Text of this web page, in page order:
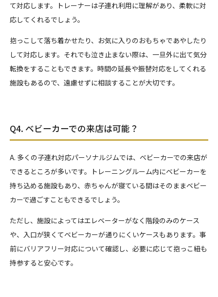
て対応します。トレーナーは子連れ利用に理解があり、柔軟に対
応してくれるでしょう。
抱っこして落ち着かせたり、お気に入りのおもちゃであやしたり
して対応します。それでも泣き止まない際は、一旦外に出て気分
転換をすることもできます。時間の延長や振替対応をしてくれる
施設もあるので、遠慮せずに相談することが大切です。
Q4. ベビーカーでの来店は可能？
A. 多くの子連れ対応パーソナルジムでは、ベビーカーでの来店が
できるところが多いです。トレーニングルーム内にベビーカーを
持ち込める施設もあり、赤ちゃんが寝ている間はそのままベビー
カーで過ごすこともできるでしょう。
ただし、施設によってはエレベーターがなく階段のみのケース
や、入口が狭くてベビーカーが通りにくいケースもあります。事
前にバリアフリー対応について確認し、必要に応じて抱っこ紐も
持参すると安心です。